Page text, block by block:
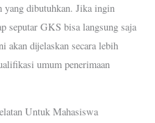
yang dibutuhkan. Jika ingin
seputar GKS bisa langsung saja
dijelaskan secara lebih
umum penerimaan
Untuk Mahasiswa